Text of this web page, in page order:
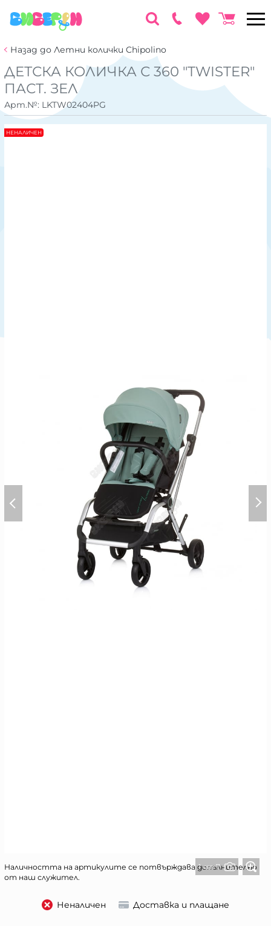
Назад до Летни колички Chipolino
ДЕТСКА КОЛИЧКА С 360 "TWISTER"
ПАСТ. ЗЕЛ
Арт.№: LKTW02404PG
1 от 7
Наличността на артикулите се потвърждава допълнително
от наш служител.
НЕНАЛИЧЕН
Неналичен Доставка и плащане